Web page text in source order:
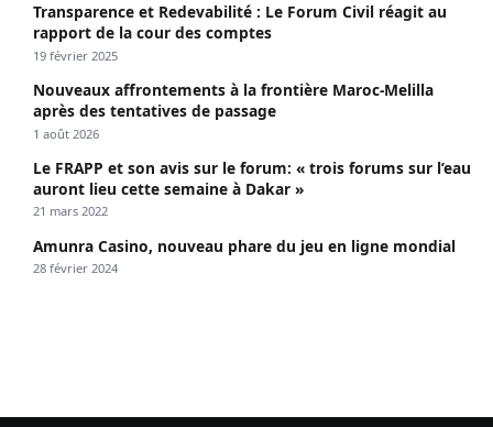
Transparence et Redevabilité : Le Forum Civil réagit au
rapport de la cour des comptes
19 février 2025
Nouveaux affrontements à la frontière Maroc-Melilla
après des tentatives de passage
1 août 2026
Le FRAPP et son avis sur le forum: « trois forums sur l’eau
auront lieu cette semaine à Dakar »
21 mars 2022
Amunra Casino, nouveau phare du jeu en ligne mondial
28 février 2024